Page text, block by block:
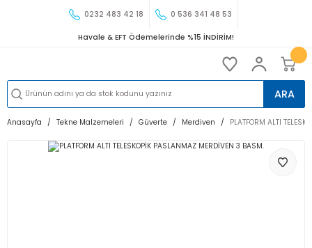
0232 483 42 18 0 536 341 48 53
Havale & EFT Ödemelerinde %15 İNDİRİM!
ARA
Anasayfa Tekne Malzemeleri Güverte Merdiven PLATFORM ALTI